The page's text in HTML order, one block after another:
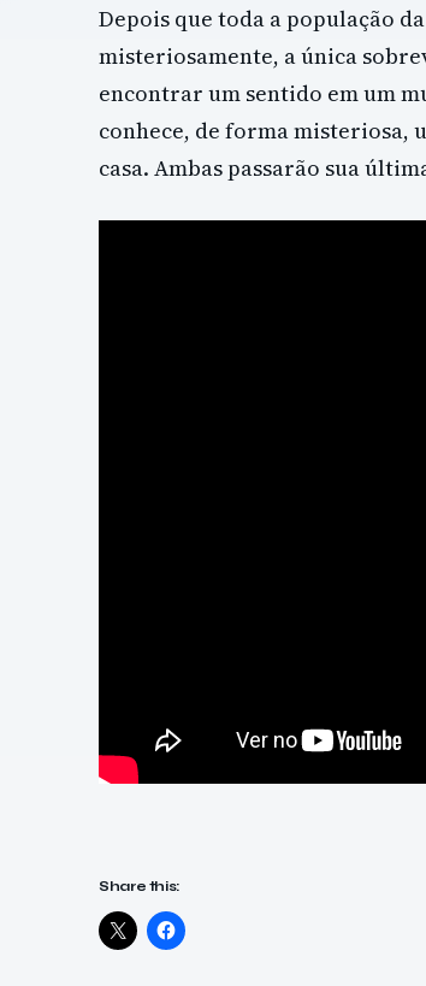
Depois que toda a população
misteriosamente, a única
encontrar um sentido em um
conhece, de forma misteriosa,
casa. Ambas passarão sua
Share this: